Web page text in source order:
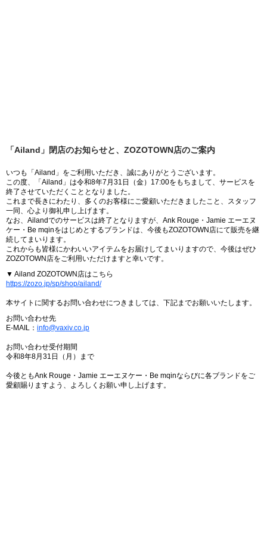
「Ailand」閉店のお知らせと、ZOZOTOWN店のご案内
いつも「Ailand」をご利用いただき、誠にありがとうございます。
この度、「Ailand」は令和8年7月31日（金）17:00をもちまして、サービスを
終了させていただくこととなりました。
これまで長きにわたり、多くのお客様にご愛顧いただきましたこと、スタッフ
一同、心より御礼申し上げます。
なお、Ailandでのサービスは終了となりますが、Ank Rouge・Jamie エーエヌ
ケー・Be mqinをはじめとするブランドは、今後もZOZOTOWN店にて販売を継
続してまいります。
これからも皆様にかわいいアイテムをお届けしてまいりますので、今後はぜひ
ZOZOTOWN店をご利用いただけますと幸いです。
▼ Ailand ZOZOTOWN店はこちら
https://zozo.jp/sp/shop/ailand/
本サイトに関するお問い合わせにつきましては、下記までお願いいたします。
お問い合わせ先
E-MAIL： info@vaxiv.co.jp
お問い合わせ受付期間
令和8年8月31日（月）まで
今後ともAnk Rouge・Jamie エーエヌケー・Be mqinならびに各ブランドをご
愛顧賜りますよう、よろしくお願い申し上げます。